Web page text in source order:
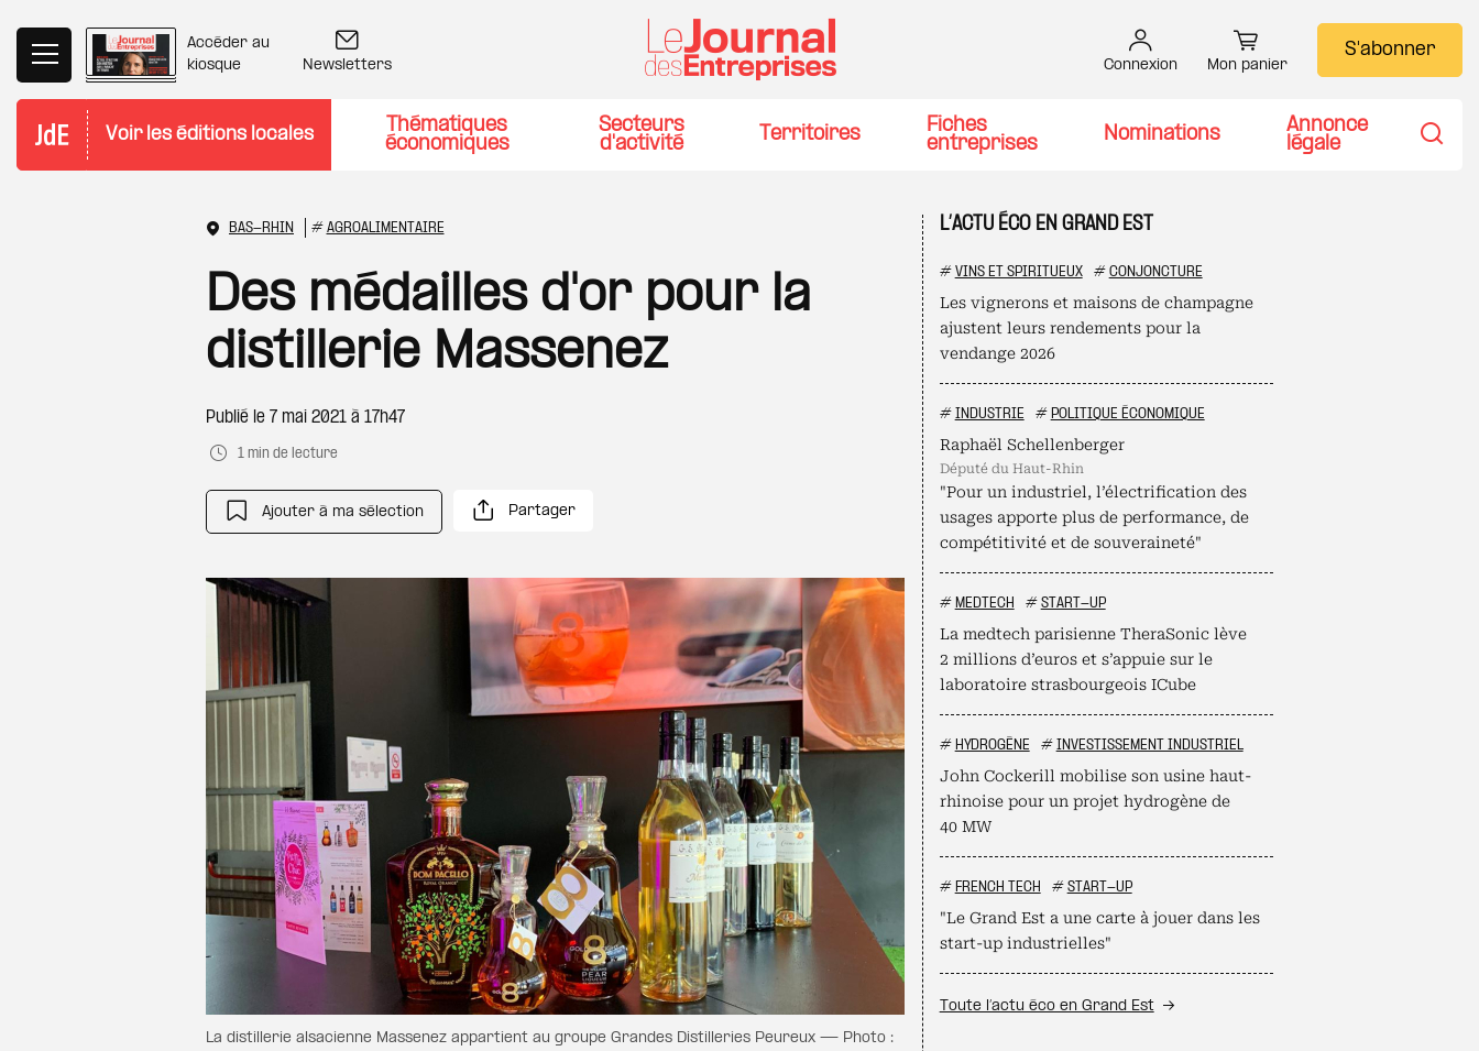
Accéder au
kiosque
Newsletters Connexion Mon panier
S'abonner
Voir les éditions locales
Thématiques
économiques
Secteurs
d'activité
Territoires
Fiches
entreprises
Nominations
Annonce
légale
BAS-RHIN # AGROALIMENTAIRE
Des médailles d'or pour la
distillerie Massenez
Publié le 7 mai 2021 à 17h47
1 min de lecture
Ajouter à ma sélection Partager
La distillerie alsacienne Massenez appartient au groupe Grandes Distilleries Peureux — Photo :
L’ACTU ÉCO EN GRAND EST
# VINS ET SPIRITUEUX # CONJONCTURE
Les vignerons et maisons de champagne
ajustent leurs rendements pour la
vendange 2026
# INDUSTRIE # POLITIQUE ÉCONOMIQUE
Raphaël Schellenberger
député du Haut-Rhin
"Pour un industriel, l’électrification des
usages apporte plus de performance, de
compétitivité et de souveraineté"
# MEDTECH # START-UP
La medtech parisienne TheraSonic lève
2 millions d’euros et s’appuie sur le
laboratoire strasbourgeois ICube
# HYDROGÈNE # INVESTISSEMENT INDUSTRIEL
John Cockerill mobilise son usine haut-
rhinoise pour un projet hydrogène de
40 MW
# FRENCH TECH # START-UP
"Le Grand Est a une carte à jouer dans les
start-up industrielles"
Toute l’actu éco en Grand Est